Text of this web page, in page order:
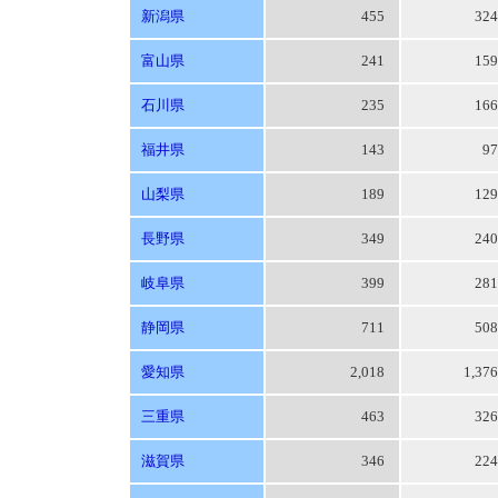
新潟県 455
富山県 241
石川県 235
福井県 143
山梨県 189
長野県 349
岐阜県 399
静岡県 711
愛知県 2,018
三重県 463
滋賀県 346